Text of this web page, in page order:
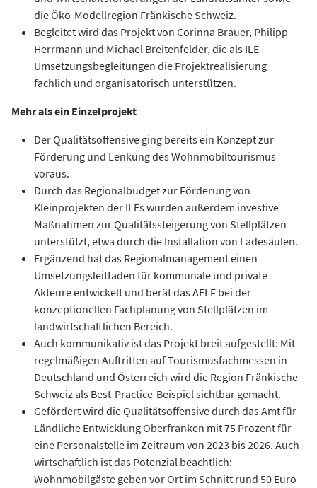
die Öko-Modellregion Fränkische Schweiz.
Begleitet wird das Projekt von Corinna Brauer, Philipp
Herrmann und Michael Breitenfelder, die als ILE-
Umsetzungsbegleitungen die Projektrealisierung
fachlich und organisatorisch unterstützen.
Mehr als ein Einzelprojekt
Der Qualitätsoffensive ging bereits ein Konzept zur
Förderung und Lenkung des Wohnmobiltourismus
voraus.
Durch das Regionalbudget zur Förderung von
Kleinprojekten der ILEs wurden außerdem investive
Maßnahmen zur Qualitätssteigerung von Stellplätzen
unterstützt, etwa durch die Installation von Ladesäulen.
Ergänzend hat das Regionalmanagement einen
Umsetzungsleitfaden für kommunale und private
Akteure entwickelt und berät das AELF bei der
konzeptionellen Fachplanung von Stellplätzen im
landwirtschaftlichen Bereich.
Auch kommunikativ ist das Projekt breit aufgestellt: Mit
regelmäßigen Auftritten auf Tourismusfachmessen in
Deutschland und Österreich wird die Region Fränkische
Schweiz als Best-Practice-Beispiel sichtbar gemacht.
Gefördert wird die Qualitätsoffensive durch das Amt für
Ländliche Entwicklung Oberfranken mit 75 Prozent für
eine Personalstelle im Zeitraum von 2023 bis 2026. Auch
wirtschaftlich ist das Potenzial beachtlich:
Wohnmobilgäste geben vor Ort im Schnitt rund 50 Euro